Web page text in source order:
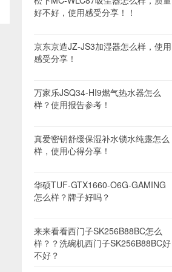
好不好，使用感受分享！！
京东京造JZ-JS3加湿器怎么样，使用
感受分享！
万家乐JSQ34-HI9燃气热水器怎么
样？使用报告参考！
真爱密钥舒缓保湿补水锁水纯露怎么
样，使用心得分享！
华硕TUF-GTX1660-O6G-GAMING
怎么样？牌子好吗？
来来看看西门子SK256B88BC怎么
样？？洗碗机西门子SK256B88BC好
不好？